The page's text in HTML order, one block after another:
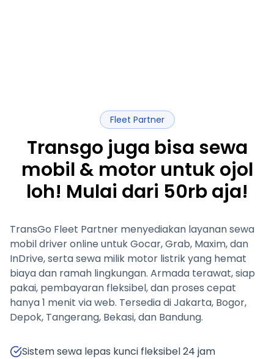
Fleet Partner
Transgo juga bisa sewa
mobil & motor untuk ojol
loh! Mulai dari 50rb aja!
TransGo Fleet Partner menyediakan layanan sewa
mobil driver online untuk Gocar, Grab, Maxim, dan
InDrive, serta sewa milik motor listrik yang hemat
biaya dan ramah lingkungan. Armada terawat, siap
pakai, pembayaran fleksibel, dan proses cepat
hanya 1 menit via web. Tersedia di Jakarta, Bogor,
Depok, Tangerang, Bekasi, dan Bandung.
Sistem sewa lepas kunci fleksibel 24 jam